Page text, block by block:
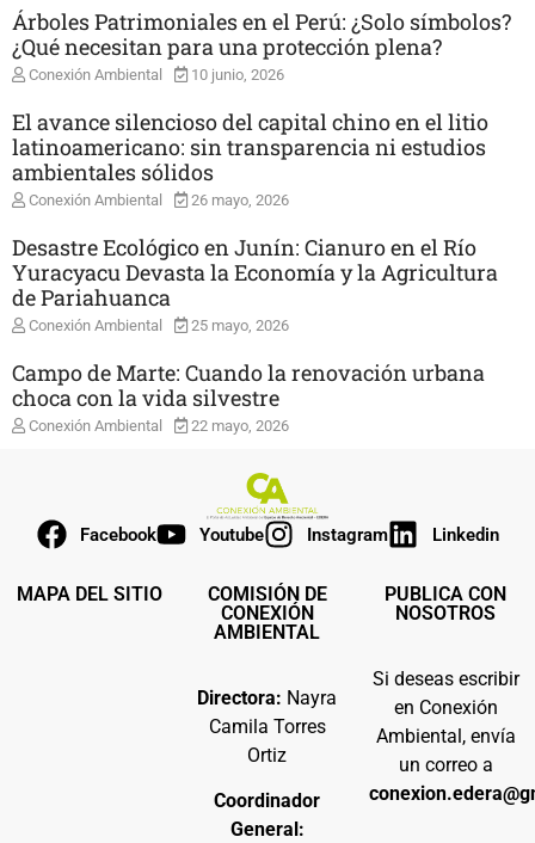
Árboles Patrimoniales en el Perú: ¿Solo símbolos?
¿Qué necesitan para una protección plena?
Conexión Ambiental 10 junio, 2026
El avance silencioso del capital chino en el litio
latinoamericano: sin transparencia ni estudios
ambientales sólidos
Conexión Ambiental 26 mayo, 2026
Desastre Ecológico en Junín: Cianuro en el Río
Yuracyacu Devasta la Economía y la Agricultura
de Pariahuanca
Conexión Ambiental 25 mayo, 2026
Campo de Marte: Cuando la renovación urbana
choca con la vida silvestre
Conexión Ambiental 22 mayo, 2026
Facebook Youtube Instagram Linkedin
MAPA DEL SITIO
COMISIÓN DE
CONEXIÓN
AMBIENTAL
Directora: Nayra
Camila Torres
Ortiz
Coordinador
General:
PUBLICA CON
NOSOTROS
Si deseas escribir
en Conexión
Ambiental, envía
un correo a